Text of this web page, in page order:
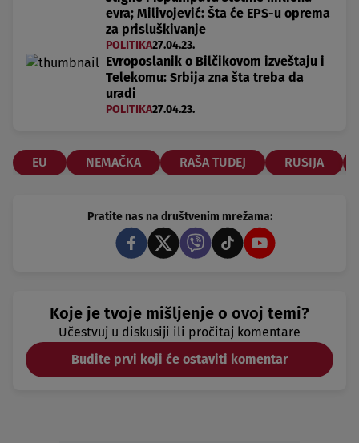
evra; Milivojević: Šta će EPS-u oprema
za prisluškivanje
POLITIKA27.04.23.
Evroposlanik o Bilčikovom izveštaju i
Telekomu: Srbija zna šta treba da
uradi
POLITIKA27.04.23.
EU NEMAČKA RAŠA TUDEJ RUSIJA
Pratite nas na društvenim mrežama:
Koje je tvoje mišljenje o ovoj temi?
Učestvuj u diskusiji ili pročitaj komentare
Budite prvi koji će ostaviti komentar